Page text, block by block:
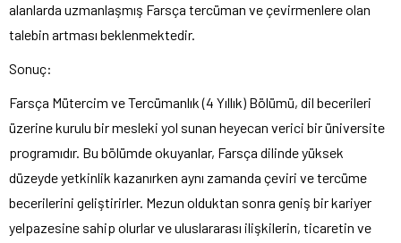
alanlarda uzmanlaşmış Farsça tercüman ve çevirmenlere olan
talebin artması beklenmektedir.
Sonuç:
Farsça Mütercim ve Tercümanlık (4 Yıllık) Bölümü, dil becerileri
üzerine kurulu bir mesleki yol sunan heyecan verici bir üniversite
programıdır. Bu bölümde okuyanlar, Farsça dilinde yüksek
düzeyde yetkinlik kazanırken aynı zamanda çeviri ve tercüme
becerilerini geliştirirler. Mezun olduktan sonra geniş bir kariyer
yelpazesine sahip olurlar ve uluslararası ilişkilerin, ticaretin ve